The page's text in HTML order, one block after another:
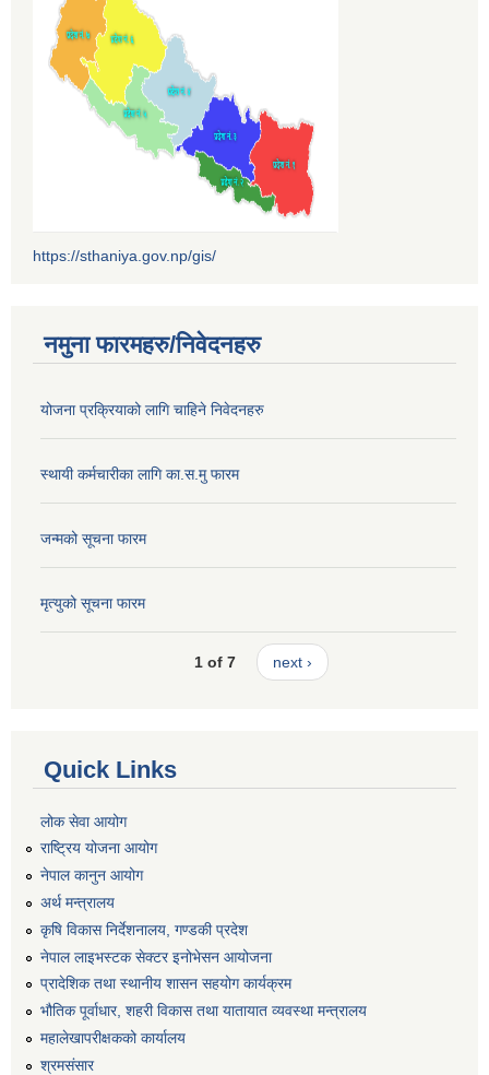
https://sthaniya.gov.np/gis/
नमुना फारमहरु/निवेदनहरु
योजना प्रक्रियाको लागि चाहिने निवेदनहरु
स्थायी कर्मचारीका लागि का.स.मु फारम
जन्मको सूचना फारम
मृत्युको सूचना फारम
1 of 7 next ›
Quick Links
लोक सेवा आयोग
राष्ट्रिय योजना आयोग
नेपाल कानुन आयोग
अर्थ मन्त्रालय
कृषि विकास निर्देशनालय, गण्डकी प्रदेश
नेपाल लाइभस्टक सेक्टर इनोभेसन आयोजना
प्रादेशिक तथा स्थानीय शासन सहयोग कार्यक्रम
भौतिक पूर्वाधार, शहरी विकास तथा यातायात व्यवस्था मन्त्रालय
महालेखापरीक्षकको कार्यालय
श्रमसंसार